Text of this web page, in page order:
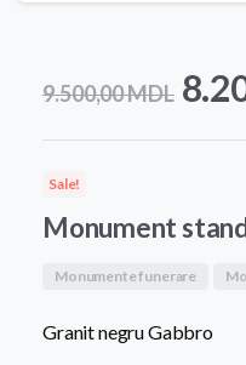
9.500,00MDL
Sale!
Monument
Monumente funerare
Granit negru Gabbro